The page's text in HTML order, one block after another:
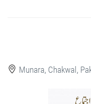
Munara, Chakwal,